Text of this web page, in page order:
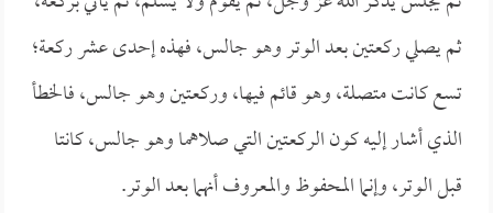
ثم يصلي ركعتين بعد الوتر وهو جالس، فهذه إحدى عشر ركعة؛
تسع كانت متصلة، وهو قائم فيها، وركعتين وهو جالس، فالخطأ
الذي أشار إليه كون الركعتين التي صلاهما وهو جالس، كانتا
قبل الوتر، وإنما المحفوظ والمعروف أنهما بعد الوتر.